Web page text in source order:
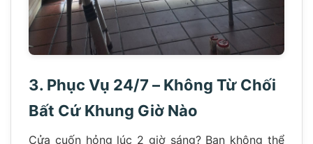
3. Phục Vụ 24/7 – Không Từ Chối
Bất Cứ Khung Giờ Nào
Cửa cuốn hỏng lúc 2 giờ sáng? Bạn không thể